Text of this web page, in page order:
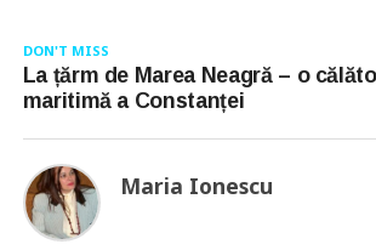
DON'T MISS
La țărm de Marea Neagră – o
maritimă a Constanței
Maria Ionescu